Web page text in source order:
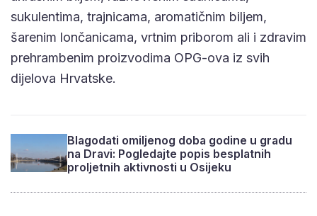
sukulentima, trajnicama, aromatičnim biljem,
šarenim lončanicama, vrtnim priborom ali i zdravim
prehrambenim proizvodima OPG-ova iz svih
dijelova Hrvatske.
Blagodati omiljenog doba godine u gradu
na Dravi: Pogledajte popis besplatnih
proljetnih aktivnosti u Osijeku